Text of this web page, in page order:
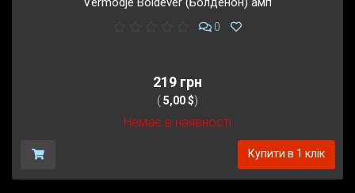
0
219 грн
( 5,00 $)
Немає в наявності
Купити в 1 клік